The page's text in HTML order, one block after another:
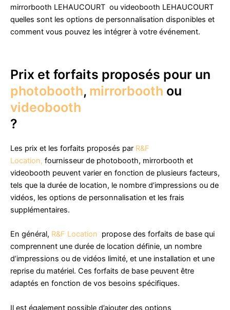
mirrorbooth LEHAUCOURT ou videobooth LEHAUCOURT
quelles sont les options de personnalisation disponibles et
comment vous pouvez les intégrer à votre événement.
Prix et forfaits proposés pour un
photobooth, mirrorbooth ou
videobooth
?
Les prix et les forfaits proposés par R&F
Location, fournisseur de photobooth, mirrorbooth et
videobooth peuvent varier en fonction de plusieurs facteurs,
tels que la durée de location, le nombre d’impressions ou de
vidéos, les options de personnalisation et les frais
supplémentaires.
En général, R&F Location propose des forfaits de base qui
comprennent une durée de location définie, un nombre
d’impressions ou de vidéos limité, et une installation et une
reprise du matériel. Ces forfaits de base peuvent être
adaptés en fonction de vos besoins spécifiques.
Il est également possible d’ajouter des options